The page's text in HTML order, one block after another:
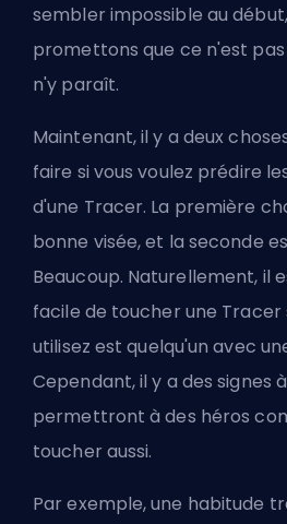
sembler impossible au
promettons que ce n'est pas
n'y paraît.
Maintenant, il y a deux
faire si vous voulez prédire
d'une Tracer. La première
bonne visée, et la seconde
Beaucoup. Naturellement, il
facile de toucher une Tracer
utilisez est quelqu'un avec
Cependant, il y a des signes
permettront à des héros
toucher aussi.
Par exemple, une habitude